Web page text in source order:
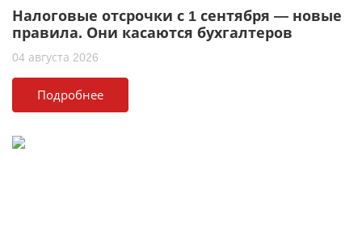
Налоговые отсрочки с 1 сентября — новые
правила. Они касаются бухгалтеров
04 августа 2026
Подробнее